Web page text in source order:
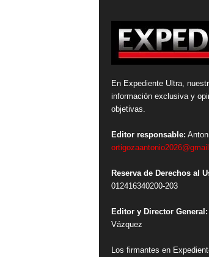
En Expediente Ultra,
información exclusiva y
objetivas.
Editor responsable:
Reserva de Derechos al
012416340200-203
Editor y Director General:
Vázquez
Los firmantes en